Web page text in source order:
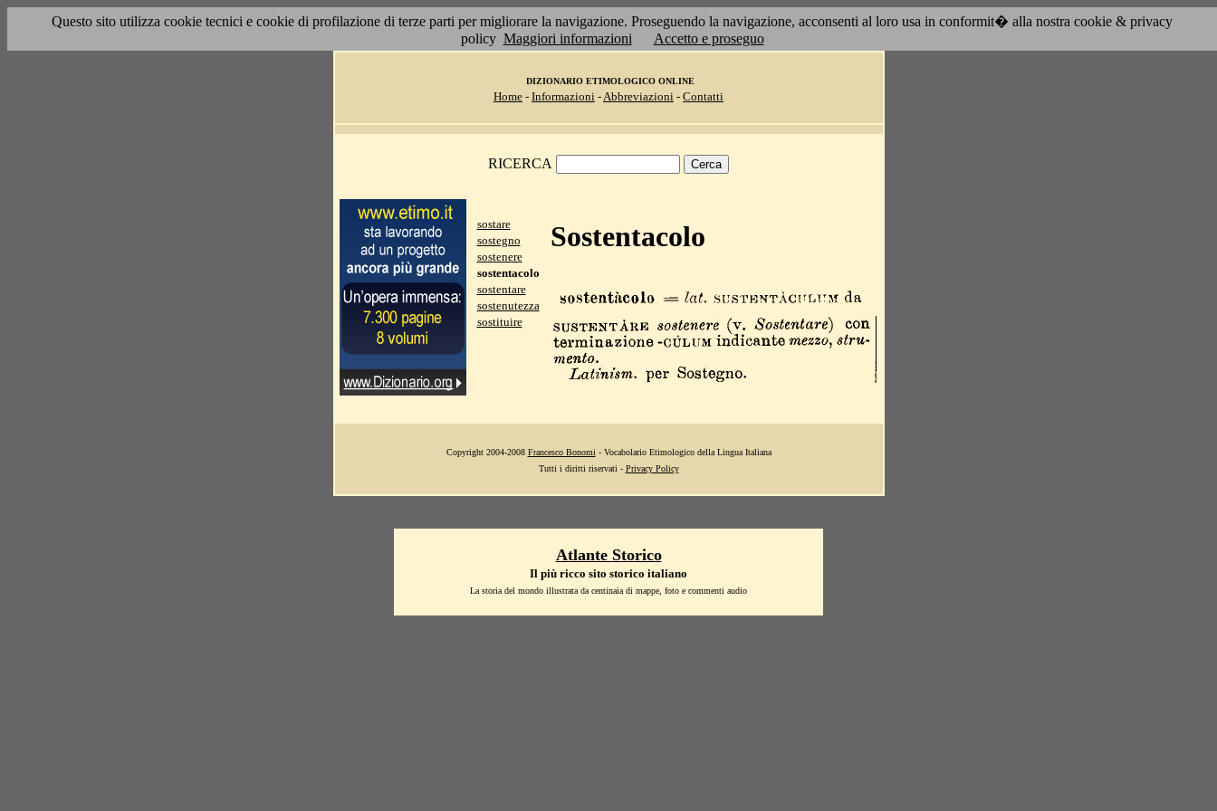
Questo sito utilizza cookie tecnici e cookie di profilazione di terze parti per migliorare la navigazione. Proseguendo la navigazione, acconsenti al loro usa in conformit� alla nostra cookie & privacy
policy Maggiori informazioni Accetto e proseguo
DIZIONARIO ETIMOLOGICO ONLINE
Home - Informazioni -Abbreviazioni - Contatti
RICERCA
sostare
sostegno
sostenere
sostentacolo
sostentare
sostenutezza
sostituire
Sostentacolo
Copyright 2004-2008 Francesco Bonomi - Vocabolario Etimologico della Lingua Italiana
Tutti i diritti riservati - Privacy Policy
Atlante Storico
Il più ricco sito storico italiano
La storia del mondo illustrata da centinaia di mappe, foto e commenti audio